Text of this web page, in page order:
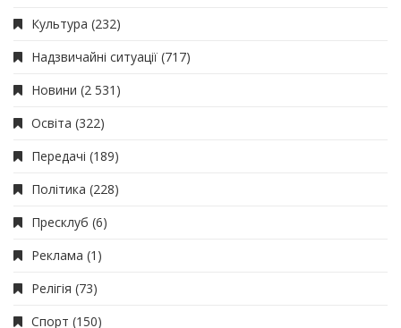
Культура (232)
Надзвичайні ситуації (717)
Новини (2 531)
Освіта (322)
Передачі (189)
Політика (228)
Пресклуб (6)
Реклама (1)
Релігія (73)
Спорт (150)